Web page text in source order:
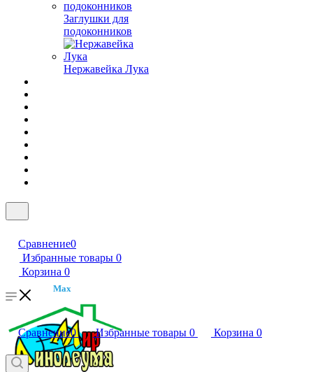
Заглушки для
подоконников
Нержавейка Лука
Сравнение0
Избранные товары 0
Корзина 0
Max
Сравнение0 Избранные товары 0 Корзина 0